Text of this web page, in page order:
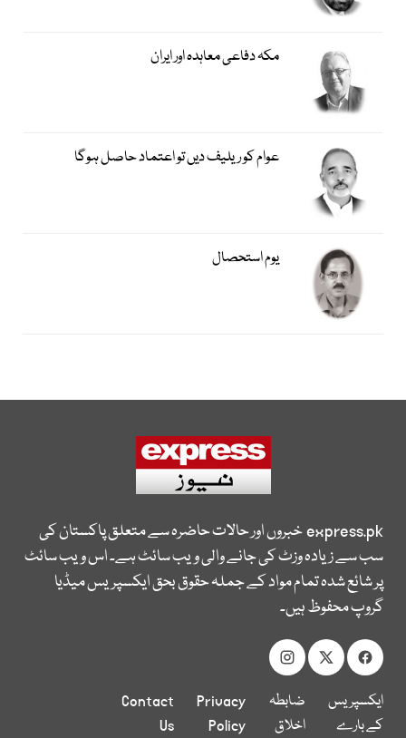
مکہ دفاعی معاہدہ اور ایران
عوام کو ریلیف دیں تو اعتماد حاصل ہوگا
یوم استحصال
express.pkخبروں اور حالات حاضرہ سے متعلق پاکستان کی
سب سے زیادہ وزٹ کی جانے والی ویب سائٹ ہے۔ اس ویب سائٹ
پر شائع شدہ تمام مواد کے جملہ حقوق بحق ایکسپریس میڈیا
گروپ محفوظ ہیں۔
ایکسپریس
کے بارے
ضابطہ
اخلاق
Privacy
Policy
Contact
Us